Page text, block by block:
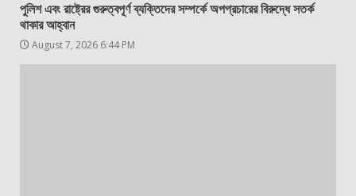
পুলিশ এবং রাষ্ট্রের গুরুত্বপূর্ণ ব্যক্তিদের সম্পর্কে অপপ্রচারের বিরুদ্ধে সতর্ক
থাকার আহ্বান
August 7, 2026 6:44 PM